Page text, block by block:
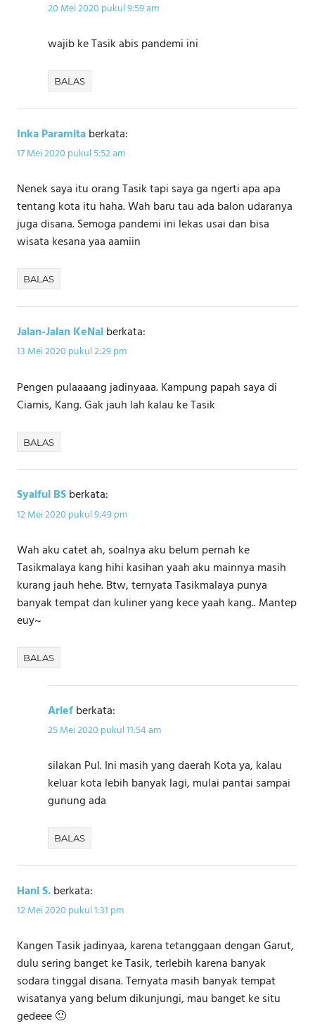
20 Mei 2020 pukul 9:59 am
wajib ke Tasik abis pandemi ini
BALAS
Inka Paramitaberkata:
17 Mei 2020 pukul 5:52 am
Nenek saya itu orang Tasik tapi saya ga ngerti apa apa
tentang kota itu haha. Wah baru tau ada balon udaranya
juga disana. Semoga pandemi ini lekas usai dan bisa
wisata kesana yaa aamiin
BALAS
Jalan-Jalan KeNaiberkata:
13 Mei 2020 pukul 2:29 pm
Pengen pulaaaang jadinyaaa. Kampung papah saya di
Ciamis, Kang. Gak jauh lah kalau ke Tasik
BALAS
Syaiful BSberkata:
12 Mei 2020 pukul 9:49 pm
Wah aku catet ah, soalnya aku belum pernah ke
Tasikmalaya kang hihi kasihan yaah aku mainnya masih
kurang jauh hehe. Btw, ternyata Tasikmalaya punya
banyak tempat dan kuliner yang kece yaah kang.. Mantep
euy~
BALAS
Ariefberkata:
25 Mei 2020 pukul 11:54 am
silakan Pul. Ini masih yang daerah Kota ya, kalau
keluar kota lebih banyak lagi, mulai pantai sampai
gunung ada
BALAS
Hani S.berkata:
12 Mei 2020 pukul 1:31 pm
Kangen Tasik jadinyaa, karena tetanggaan dengan Garut,
dulu sering banget ke Tasik, terlebih karena banyak
sodara tinggal disana. Ternyata masih banyak tempat
wisatanya yang belum dikunjungi, mau banget ke situ
gedeee 🙂